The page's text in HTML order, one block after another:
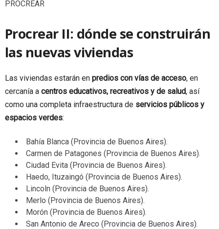
PROCREAR
Procrear II: dónde se construirán
las nuevas viviendas
Las viviendas estarán en predios con vías de acceso, en
cercanía a centros educativos, recreativos y de salud, así
como una completa infraestructura de servicios públicos y
espacios verdes:
Bahía Blanca (Provincia de Buenos Aires).
Carmen de Patagones (Provincia de Buenos Aires).
Ciudad Evita (Provincia de Buenos Aires).
Haedo, Ituzaingó (Provincia de Buenos Aires).
Lincoln (Provincia de Buenos Aires).
Merlo (Provincia de Buenos Aires).
Morón (Provincia de Buenos Aires).
San Antonio de Areco (Provincia de Buenos Aires).